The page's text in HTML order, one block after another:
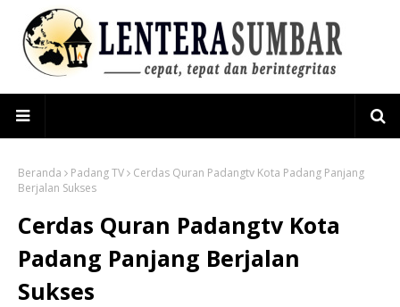
Beranda Padang TV
Cerdas Quran Padangtv Kota Padang Panjang
Berjalan Sukses
Cerdas Quran Padangtv Kota
Padang Panjang Berjalan
Sukses